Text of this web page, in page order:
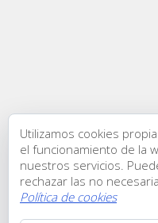
de
Utilizamos cookies
el funcionamiento de la
nuestros servicios.
rechazar las no
Política de cookies